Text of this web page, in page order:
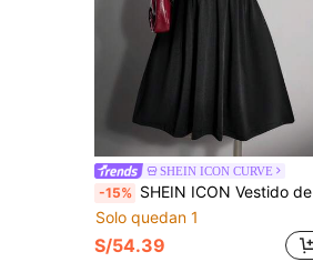
SHEIN ICON CURVE
-15% SHEIN ICON Vestido de fiesta casual plisado de unicolor para mujer talla grande
Solo quedan 1
S/54.39